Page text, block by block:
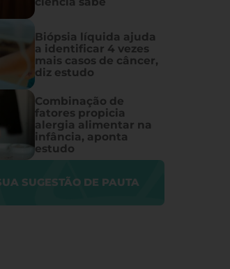
Biópsia líquida ajuda
a identificar 4 vezes
mais casos de câncer,
diz estudo
Combinação de
fatores propicia
alergia alimentar na
infância, aponta
estudo
SUGESTÃO DE PAUTA